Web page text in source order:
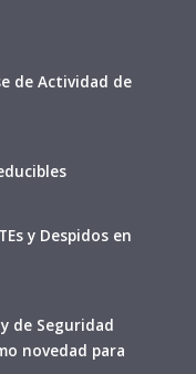
de Actividad de
y Despidos en
de Seguridad
novedad para